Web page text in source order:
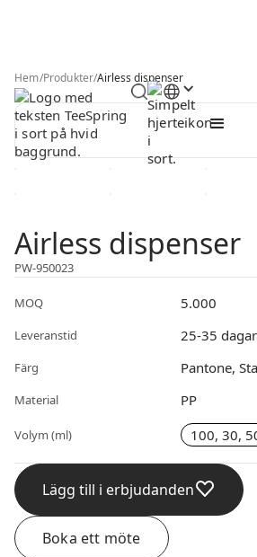
Hem/Produkter/Airless dispenser
Airless dispenser
PW-950023
MOQ 5.000
Leveranstid 25-35
Färg Pantone,
Material PP
Volym (ml) 100, 30,
Lägg till i erbjudanden
Boka ett möte